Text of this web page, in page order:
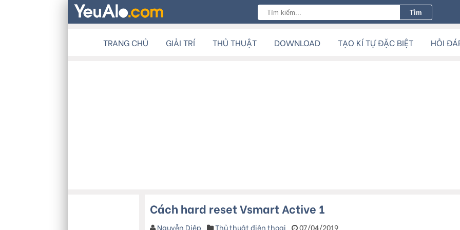
TRANG CHỦ GIẢI TRÍ THỦ THUẬT DOWNLOAD TẠO KÍ TỰ ĐẶC BIỆT HỎI
Cách hard reset Vsmart Active 1
Nguyễn Diệp Thủ thuật điện thoại 07/04/2019